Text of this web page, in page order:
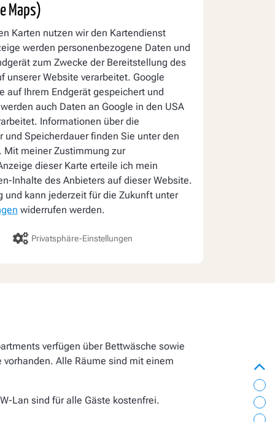
Maps)
Karten nutzen wir den Kartendienst
werden personenbezogene Daten und
zum Zwecke der Bereitstellung des
unserer Website verarbeitet. Google
auf Ihrem Endgerät gespeichert und
auch Daten an Google in den USA
Informationen über die
und Speicherdauer finden Sie unter den
. Mit meiner Zustimmung zur
dieser Karte erteile ich mein
Inhalte des Anbieters auf dieser Website.
und kann jederzeit für die Zukunft unter
widerrufen werden.
Privatsphäre-Einstellungen
verfügen über Bettwäsche sowie
Alle Räume sind mit einem
Lan sind für alle Gäste kostenfrei.